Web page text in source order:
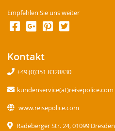
Empfehlen Sie uns weiter
Kontakt
+49 (0)351 8328830
kundenservice(at)reisepolice.com
www.reisepolice.com
Radeberger Str. 24, 01099 Dresden